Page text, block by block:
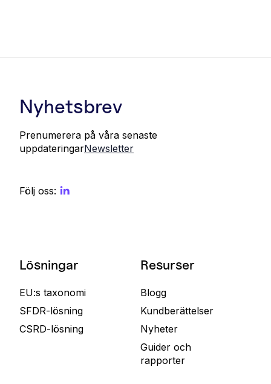
Nyhetsbrev
Prenumerera på våra senaste
uppdateringarNewsletter
Följ oss:
Lösningar
EU:s taxonomi
SFDR-lösning
CSRD-lösning
Resurser
Blogg
Kundberättelser
Nyheter
Guider och
rapporter